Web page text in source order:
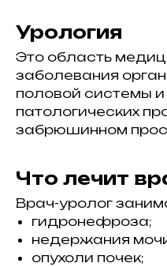
Tel-Aviv, Israel
medicalcenter.com
740-101
589-737
Урология
Это область
заболевания
половой системы и
патологических
забрюшинном
Что лечит
Врач-уролог
гидронефроза;
недержания
опухоли почек;